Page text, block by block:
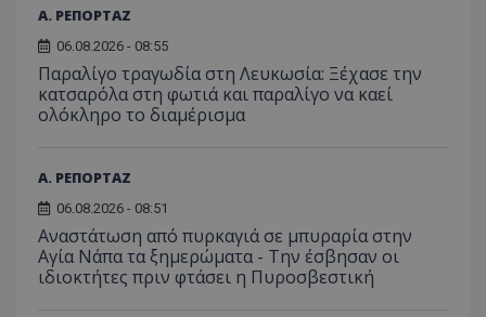
Α. ΡΕΠΟΡΤΑΖ
06.08.2026 - 08:55
Παραλίγο τραγωδία στη Λευκωσία: Ξέχασε την
κατσαρόλα στη φωτιά και παραλίγο να καεί
ολόκληρο το διαμέρισμα
Α. ΡΕΠΟΡΤΑΖ
06.08.2026 - 08:51
Αναστάτωση από πυρκαγιά σε μπυραρία στην
Αγία Νάπα τα ξημερώματα - Την έσβησαν οι
ιδιοκτήτες πριν φτάσει η Πυροσβεστική